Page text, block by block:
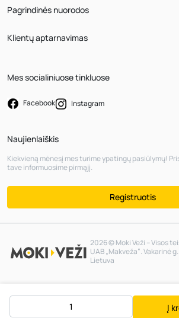
Į
Pagrindinės nuorodos
Klientų aptarnavimas
Mes socialiniuose tinkluose
Facebook Instagram
Naujienlaiškis
Kiekvieną mėnesį mes turime ypatingų pasiūlymų!
tave informuosime pirmąjį.
Registruotis
2026 © Moki Veži – Visos
UAB „Makveža“. Vakarinė
Lietuva